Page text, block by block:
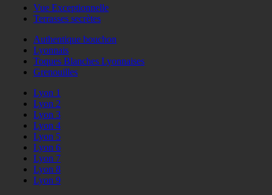
Vue Exceptionnelle
Terrasses secrètes
Authentique bouchon
Lyonnais
Toques Blanches Lyonnaises
Grenouilles
Lyon 1
Lyon 2
Lyon 3
Lyon 4
Lyon 5
Lyon 6
Lyon 7
Lyon 8
Lyon 9